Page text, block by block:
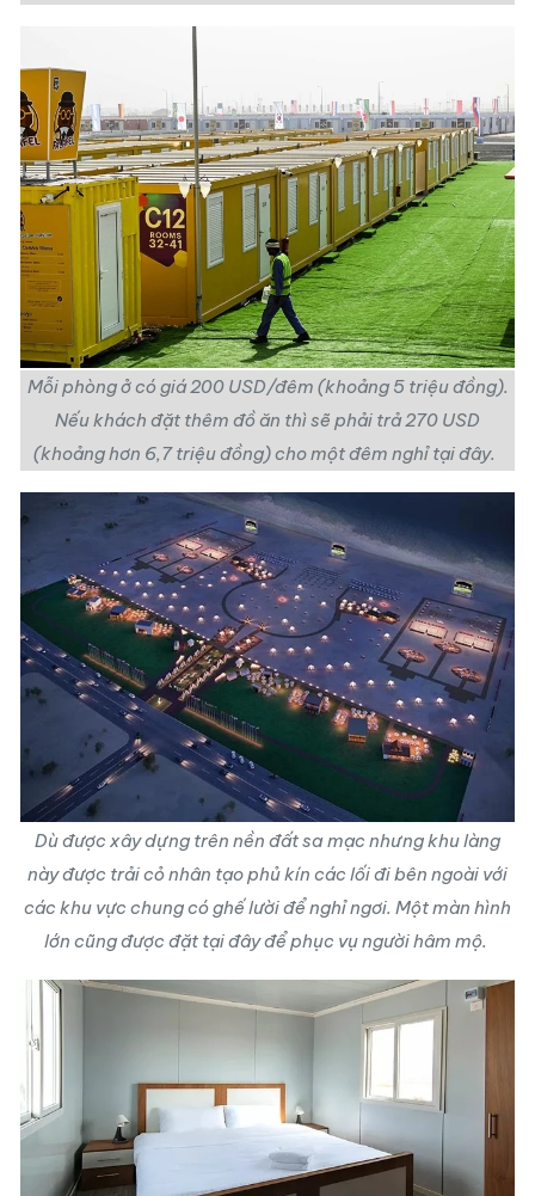
Mỗi phòng ở có giá 200 USD/đêm (khoảng 5 triệu đồng).
Nếu khách đặt thêm đồ ăn thì sẽ phải trả 270 USD
(khoảng hơn 6,7 triệu đồng) cho một đêm nghỉ tại đây.
Dù được xây dựng trên nền đất sa mạc nhưng khu làng
này được trải cỏ nhân tạo phủ kín các lối đi bên ngoài với
các khu vực chung có ghế lười để nghỉ ngơi. Một màn hình
lớn cũng được đặt tại đây để phục vụ người hâm mộ.